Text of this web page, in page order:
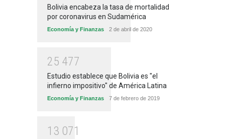
Bolivia encabeza la tasa de mortalidad
por coronavirus en Sudamérica
Economía y Finanzas 2 de abril de 2020
25 477
Estudio establece que Bolivia es "el
infierno impositivo" de América Latina
Economía y Finanzas 7 de febrero de 2019
1 3 071